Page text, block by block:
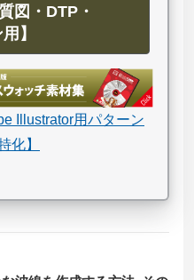
図・DTP・
】
Illustrator用パターン
化】